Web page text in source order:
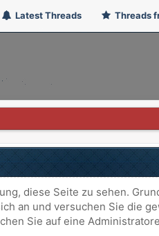
Latest Threads Threads
diese Seite zu sehen.
an und versuchen Sie die
Sie auf eine